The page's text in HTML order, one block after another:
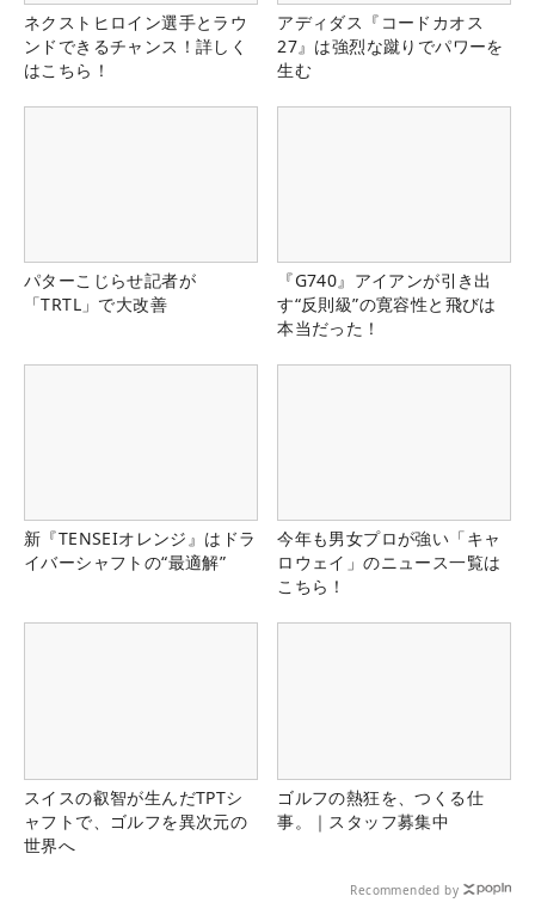
ネクストヒロイン選手とラウ
ンドできるチャンス！詳しく
はこちら！
アディダス『コードカオス
27』は強烈な蹴りでパワーを
生む
パターこじらせ記者が
「TRTL」で大改善
『G740』アイアンが引き出
す“反則級”の寛容性と飛びは
本当だった！
新『TENSEIオレンジ』はドラ
イバーシャフトの“最適解”
今年も男女プロが強い「キャ
ロウェイ」のニュース一覧は
こちら！
スイスの叡智が生んだTPTシ
ャフトで、ゴルフを異次元の
世界へ
ゴルフの熱狂を、つくる仕
事。｜スタッフ募集中
Recommended by